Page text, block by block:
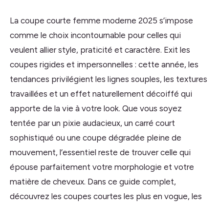
La coupe courte femme moderne 2025 s’impose
comme le choix incontournable pour celles qui
veulent allier style, praticité et caractère. Exit les
coupes rigides et impersonnelles : cette année, les
tendances privilégient les lignes souples, les textures
travaillées et un effet naturellement décoiffé qui
apporte de la vie à votre look. Que vous soyez
tentée par un pixie audacieux, un carré court
sophistiqué ou une coupe dégradée pleine de
mouvement, l’essentiel reste de trouver celle qui
épouse parfaitement votre morphologie et votre
matière de cheveux. Dans ce guide complet,
découvrez les coupes courtes les plus en vogue, les